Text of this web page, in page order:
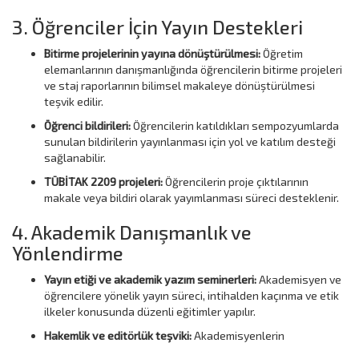
3. Öğrenciler İçin Yayın Destekleri
Bitirme projelerinin yayına dönüştürülmesi:Öğretim
elemanlarının danışmanlığında öğrencilerin bitirme projeleri
ve staj raporlarının bilimsel makaleye dönüştürülmesi
teşvik edilir.
Öğrenci bildirileri:Öğrencilerin katıldıkları sempozyumlarda
sunulan bildirilerin yayınlanması için yol ve katılım desteği
sağlanabilir.
TÜBİTAK 2209 projeleri:Öğrencilerin proje çıktılarının
makale veya bildiri olarak yayımlanması süreci desteklenir.
4. Akademik Danışmanlık ve
Yönlendirme
Yayın etiği ve akademik yazım seminerleri:Akademisyen ve
öğrencilere yönelik yayın süreci, intihalden kaçınma ve etik
ilkeler konusunda düzenli eğitimler yapılır.
Hakemlik ve editörlük teşviki:Akademisyenlerin